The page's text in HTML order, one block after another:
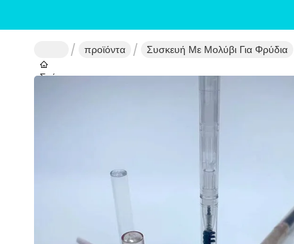
Σπίτι
προϊόντα Συσκευή Με Μολύβι Για Φρύδια